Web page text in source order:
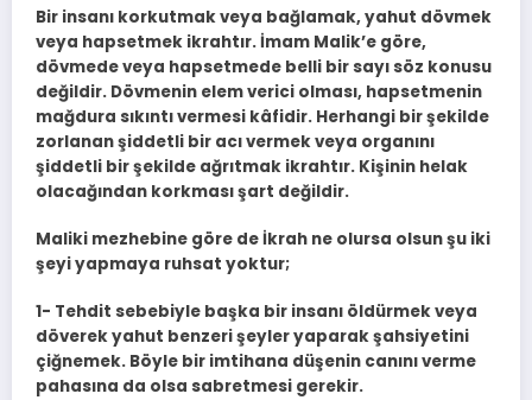
Bir insanı korkutmak veya bağlamak, yahut dövmek
veya hapsetmek ik­rahtır. İmam Malik’e göre,
dövmede veya hapsetmede belli bir sayı söz ko­nusu
değildir. Dövmenin elem verici olması, hapsetmenin
mağdura sıkıntı ver­mesi kâfidir. Herhangi bir şekilde
zorlanan şiddetli bir acı vermek veya organını
şiddetli bir şekilde ağrıtmak ikrahtır. Kişinin helak
olacağından korkması şart değildir.
Maliki mezhebine göre de İkrah ne olursa olsun şu iki
şeyi yapmaya ruh­sat yoktur;
1- Tehdit sebebiyle başka bir insanı öldürmek veya
döverek yahut ben­zeri şeyler yaparak şahsiyetini
çiğnemek. Böyle bir imtihana düşenin canı­nı verme
pahasına da olsa sabretmesi gerekir.